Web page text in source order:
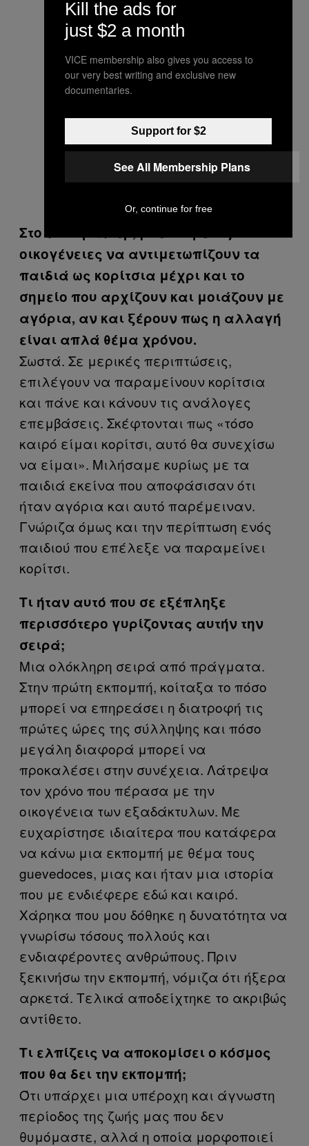
Στο ντοκιμαντέρ, βλέπουμε τις
οικογένειες να αντιμετωπίζουν τα
παιδιά ως κορίτσια μέχρι και το
σημείο που αρχίζουν και μοιάζουν με
αγόρια, αν και ξέρουν πως η αλλαγή
είναι απλά θέμα χρόνου.
Σωστά. Σε μερικές περιπτώσεις,
επιλέγουν να παραμείνουν κορίτσια
και πάνε και κάνουν τις ανάλογες
επεμβάσεις. Σκέφτονται πως «τόσο
καιρό είμαι κορίτσι, αυτό θα συνεχίσω
να είμαι». Μιλήσαμε κυρίως με τα
παιδιά εκείνα που αποφάσισαν ότι
ήταν αγόρια και αυτό παρέμειναν.
Γνώριζα όμως και την περίπτωση ενός
παιδιού που επέλεξε να παραμείνει
κορίτσι.
Τι ήταν αυτό που σε εξέπληξε
περισσότερο γυρίζοντας αυτήν την
σειρά;
Μια ολόκληρη σειρά από πράγματα.
Στην πρώτη εκπομπή, κοίταξα το πόσο
μπορεί να επηρεάσει η διατροφή τις
πρώτες ώρες της σύλληψης και πόσο
μεγάλη διαφορά μπορεί να
προκαλέσει στην συνέχεια. Λάτρεψα
τον χρόνο που πέρασα με την
οικογένεια των εξαδάκτυλων. Με
ευχαρίστησε ιδιαίτερα που κατάφερα
να κάνω μια εκπομπή με θέμα τους
guevedoces, μιας και ήταν μια ιστορία
που με ενδιέφερε εδώ και καιρό.
Χάρηκα που μου δόθηκε η δυνατότητα να
γνωρίσω τόσους πολλούς και
ενδιαφέροντες ανθρώπους. Πριν
ξεκινήσω την εκπομπή, νόμιζα ότι ήξερα
αρκετά. Τελικά αποδείχτηκε το ακριβώς
αντίθετο.
Τι ελπίζεις να αποκομίσει ο κόσμος
που θα δει την εκπομπή;
Ότι υπάρχει μια υπέροχη και άγνωστη
περίοδος της ζωής μας που δεν
θυμόμαστε, αλλά η οποία μορφοποιεί
Kill the ads for
just $2 a month
VICE membership also gives you access to
our very best writing and exclusive new
documentaries.
Support for $2
See All Membership Plans
Or, continue for free